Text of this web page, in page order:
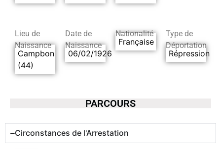
Lieu de
Naissance
Campbon
(44)
Date de
Naissance
06/02/1926
Nationalité
Française
Type de
Déportation
Répression
PARCOURS
Circonstances de l'Arrestation